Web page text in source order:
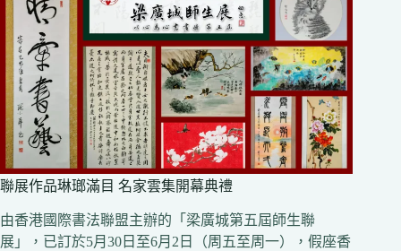
聯展作品琳瑯滿目 名家雲集開幕典禮
由香港國際書法聯盟主辦的「梁廣城第五屆師生聯
展」，已訂於5月30日至6月2日（周五至周一），假座香